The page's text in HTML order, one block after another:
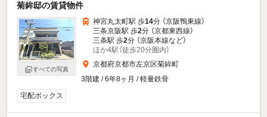
菊鉾邸の賃貸物件
すべての写真
神宮丸太町駅 歩14分 （京阪鴨東線）
三条京阪駅 歩2分 （京都東西線）
三条駅 歩2分 （京阪本線など）
ほか4駅（徒歩20分圏内）
京都府京都市左京区菊鉾町
3階建 / 6年8ヶ月 / 軽量鉄骨
宅配ボックス